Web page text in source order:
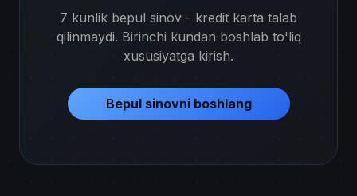
7 kunlik bepul sinov - kredit karta talab
qilinmaydi. Birinchi kundan boshlab to'liq
xususiyatga kirish.
Bepul sinovni boshlang